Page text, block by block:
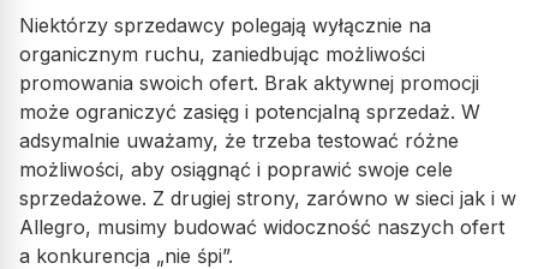
Niektórzy sprzedawcy polegają wyłącznie na
organicznym ruchu, zaniedbując możliwości
promowania swoich ofert. Brak aktywnej promocji
może ograniczyć zasięg i potencjalną sprzedaż. W
adsymalnie uważamy, że trzeba testować różne
możliwości, aby osiągnąć i poprawić swoje cele
sprzedażowe. Z drugiej strony, zarówno w sieci jak i w
Allegro, musimy budować widoczność naszych ofert
a konkurencja „nie śpi”.